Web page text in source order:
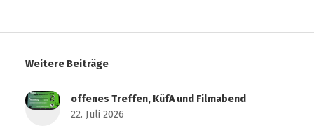
Weitere Beiträge
offenes Treffen, KüfA und Filmabend
22. Juli 2026